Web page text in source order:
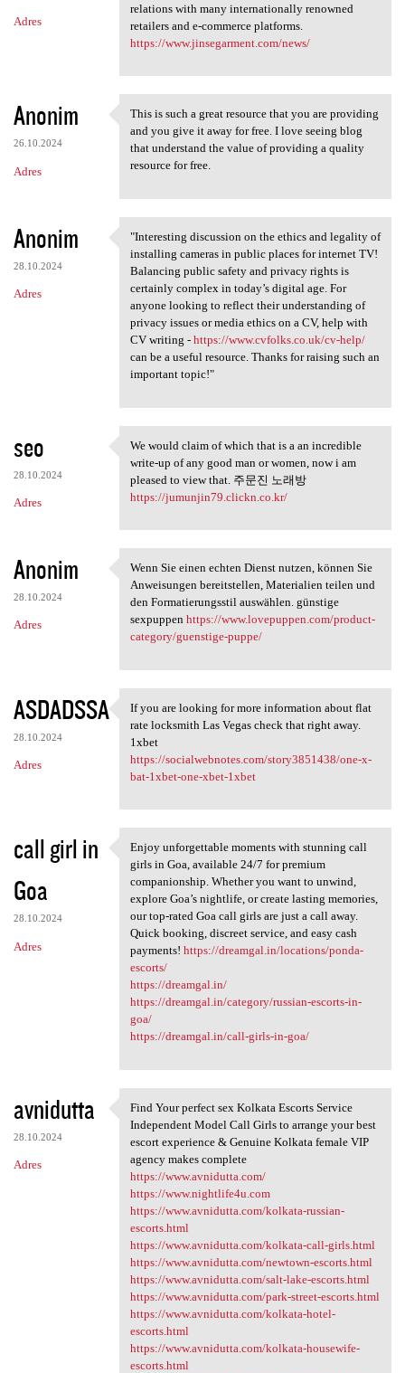
Adres
relations with many internationally renowned
retailers and e-commerce platforms.
https://www.jinsegarment.com/news/
Anonim
26.10.2024
Adres
This is such a great resource
This is such a great resource that you are providing
and you give it away for free. I love seeing blog
that understand the value of providing a quality
resource for free.
Anonim
28.10.2024
Adres
"Interesting discussion on
"Interesting discussion on the ethics and legality of
installing cameras in public places for internet TV!
Balancing public safety and privacy rights is
certainly complex in today’s digital age. For
anyone looking to reflect their understanding of
privacy issues or media ethics on a CV, help with
CV writing - https://www.cvfolks.co.uk/cv-help/
can be a useful resource. Thanks for raising such an
important topic!"
seo
28.10.2024
Adres
We would claim of which that
We would claim of which that is a an incredible
write-up of any good man or women, now i am
pleased to view that. 주문진 노래방
https://jumunjin79.clickn.co.kr/
Anonim
28.10.2024
Adres
Wenn Sie einen echten Dienst
Wenn Sie einen echten Dienst nutzen, können Sie
Anweisungen bereitstellen, Materialien teilen und
den Formatierungsstil auswählen. günstige
sexpuppen https://www.lovepuppen.com/product-
category/guenstige-puppe/
ASDADSSA
28.10.2024
Adres
If you are looking for more
If you are looking for more information about flat
rate locksmith Las Vegas check that right away.
1xbet
https://socialwebnotes.com/story3851438/one-x-
bat-1xbet-one-xbet-1xbet
call girl in
Goa
28.10.2024
Adres
Enjoy unforgettable moments
Enjoy unforgettable moments with stunning call
girls in Goa, available 24/7 for premium
companionship. Whether you want to unwind,
explore Goa’s nightlife, or create lasting memories,
our top-rated Goa call girls are just a call away.
Quick booking, discreet service, and easy cash
payments! https://dreamgal.in/locations/ponda-
escorts/
https://dreamgal.in/
https://dreamgal.in/category/russian-escorts-in-
goa/
https://dreamgal.in/call-girls-in-goa/
avnidutta
28.10.2024
Adres
Find Your perfect sex Kolkata
Find Your perfect sex Kolkata Escorts Service
Independent Model Call Girls to arrange your best
escort experience & Genuine Kolkata female VIP
agency makes complete
https://www.avnidutta.com/
https://www.nightlife4u.com
https://www.avnidutta.com/kolkata-russian-
escorts.html
https://www.avnidutta.com/kolkata-call-girls.html
https://www.avnidutta.com/newtown-escorts.html
https://www.avnidutta.com/salt-lake-escorts.html
https://www.avnidutta.com/park-street-escorts.html
https://www.avnidutta.com/kolkata-hotel-
escorts.html
https://www.avnidutta.com/kolkata-housewife-
escorts.html